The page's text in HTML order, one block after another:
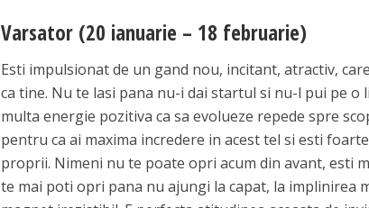
Varsator (20 ianuarie – 18 februarie)
Esti impulsionat de un gand nou, incitant, atractiv,
ca tine. Nu te lasi pana nu-i dai startul si nu-l pui pe o
multa energie pozitiva ca sa evolueze repede spre
pentru ca ai maxima incredere in acest tel si esti
proprii. Nimeni nu te poate opri acum din avant, esti
te mai poti opri pana nu ajungi la capat, la implinirea